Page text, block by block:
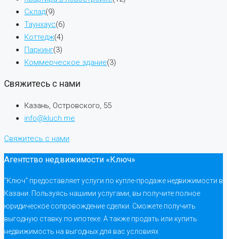
Склад(9)
Таунхаус(6)
Коттедж(4)
Паркинг(3)
Коммерческое здание(3)
Свяжитесь с нами
Казань, Островского, 55
info@kluch.me
Свяжитесь с нами
Агентство недвижимости «Ключ»
"Ключ" предоставляет услуги по купле-продаже недвижимости в
Казани. Пользуясь нашими услугами, вы получите полное
юридическое сопровождение сделки. Сможете получить
выгодную ставку по ипотеке. А также продать или купить
недвижимость на выгодных для вас условиях